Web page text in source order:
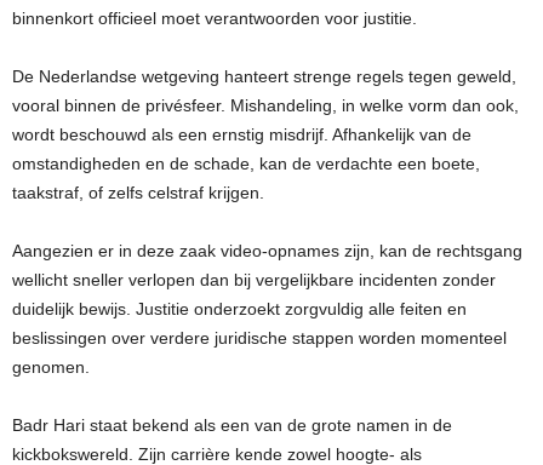
binnenkort officieel moet verantwoorden voor justitie.
De Nederlandse wetgeving hanteert strenge regels tegen geweld,
vooral binnen de privésfeer. Mishandeling, in welke vorm dan ook,
wordt beschouwd als een ernstig misdrijf. Afhankelijk van de
omstandigheden en de schade, kan de verdachte een boete,
taakstraf, of zelfs celstraf krijgen.
Aangezien er in deze zaak video-opnames zijn, kan de rechtsgang
wellicht sneller verlopen dan bij vergelijkbare incidenten zonder
duidelijk bewijs. Justitie onderzoekt zorgvuldig alle feiten en
beslissingen over verdere juridische stappen worden momenteel
genomen.
Badr Hari staat bekend als een van de grote namen in de
kickbokswereld. Zijn carrière kende zowel hoogte- als